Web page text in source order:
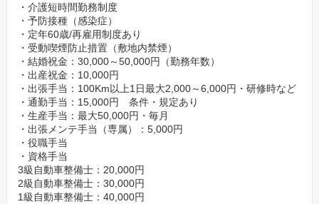
・介護短時間勤務制度
・予防接種（感染症）
・定年60歳/再雇用制度あり
・受動喫煙防止措置（敷地内禁煙）
・結婚祝金：30,000～50,000円（勤務年数）
・出産祝金：10,000円
・出張手当：100Km以上1日最大2,000～6,000円・研修時など
・通勤手当：15,000円 条件・規定あり
・生産手当：最大50,000円・毎月
・出張メンテ手当（専属）：5,000円
・役職手当
・資格手当
3級自動車整備士：20,000円
2級自動車整備士：30,000円
1級自動車整備士：40,000円